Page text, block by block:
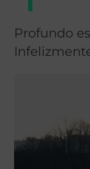
Profundo